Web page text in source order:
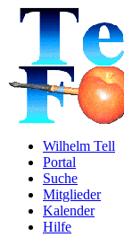
Wilhelm Tell
Portal
Suche
Mitglieder
Kalender
Hilfe